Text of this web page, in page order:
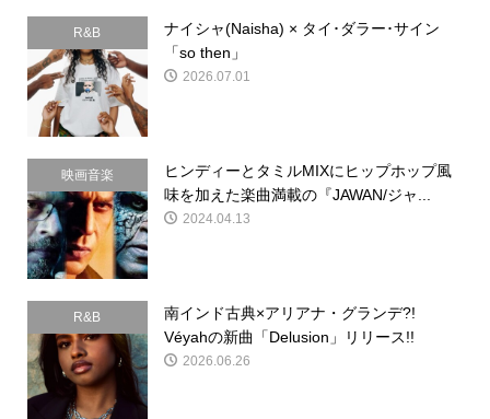
R&B
ナイシャ(Naisha) × タイ･ダラー･サイン
「so then」
2026.07.01
映画音楽
ヒンディーとタミルMIXにヒップホップ風
味を加えた楽曲満載の『JAWAN/ジャ...
2024.04.13
R&B
南インド古典×アリアナ・グランデ?!
Véyahの新曲「Delusion」リリース!!
2026.06.26